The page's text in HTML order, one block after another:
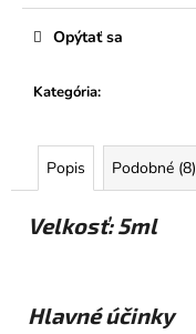
Kategória:
Opýtať sa
Popis Podobné (8)
Velkosť: 5ml
Hlavné účinky
O
p
o
m
NELLI